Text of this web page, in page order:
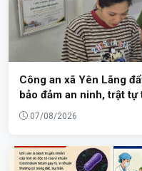
Công an xã Yên Lãng
bảo đảm an ninh, trật
07/08/2026